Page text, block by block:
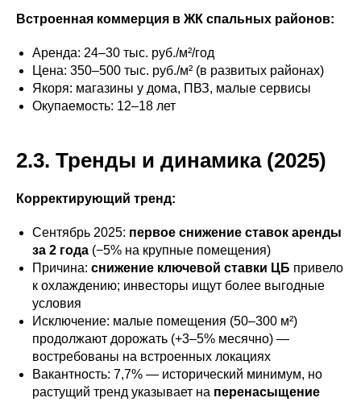
Встроенная коммерция в ЖК спальных районов:
Аренда: 24–30 тыс. руб./м²/год
Цена: 350–500 тыс. руб./м² (в развитых районах)
Якоря: магазины у дома, ПВЗ, малые сервисы
Окупаемость: 12–18 лет
2.3. Тренды и динамика (2025)
Корректирующий тренд:
Сентябрь 2025: первое снижение ставок аренды
за 2 года (−5% на крупные помещения)
Причина: снижение ключевой ставки ЦБ привело
к охлаждению; инвесторы ищут более выгодные
условия
Исключение: малые помещения (50–300 м²)
продолжают дорожать (+3–5% месячно) —
востребованы на встроенных локациях
Вакантность: 7,7% — исторический минимум, но
растущий тренд указывает на перенасыщение